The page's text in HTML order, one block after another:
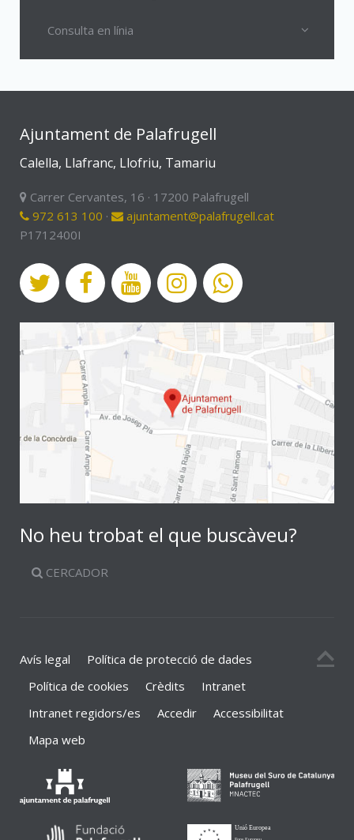
Consulta en línia
Ajuntament de Palafrugell
Calella, Llafranc, Llofriu, Tamariu
Carrer Cervantes, 16 · 17200 Palafrugell
972 613 100 ·
ajuntament@palafrugell.cat
P1712400I
No heu trobat el que buscàveu?
CERCADOR
Avís legal
Política de protecció de dades
Política de cookies
Crèdits
Intranet
Intranet regidors/es
Accedir
Accessibilitat
Mapa web